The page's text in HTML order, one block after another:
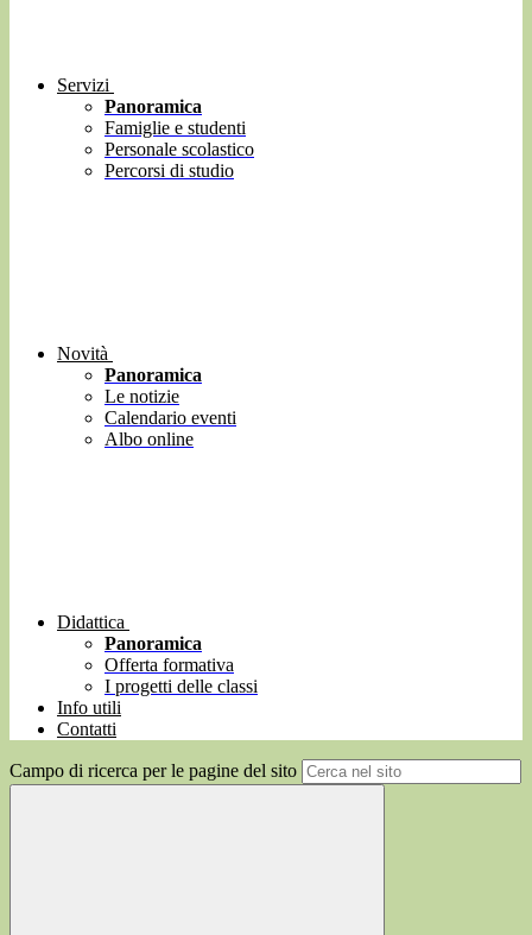
Servizi
Panoramica
Famiglie e studenti
Personale scolastico
Percorsi di studio
Novità
Panoramica
Le notizie
Calendario eventi
Albo online
Didattica
Panoramica
Offerta formativa
I progetti delle classi
Info utili
Contatti
Campo di ricerca per le pagine del sito